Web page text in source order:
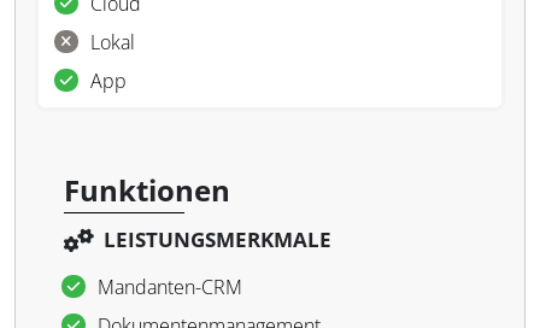
Lokal
App
Funktionen
LEISTUNGSMERKMALE
Mandanten-CRM